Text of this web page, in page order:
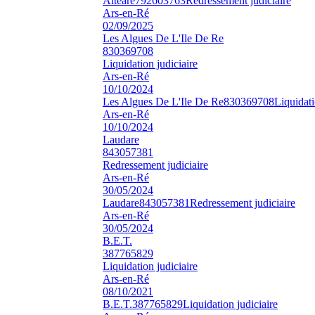
Ars-en-Ré
02/09/2025
Les Algues De L'Ile De Re
830369708
Liquidation judiciaire
Ars-en-Ré
10/10/2024
Les Algues De L'Ile De Re830369708
Ars-en-Ré
10/10/2024
Laudare
843057381
Redressement judiciaire
Ars-en-Ré
30/05/2024
Laudare843057381Redressement judiciaire
Ars-en-Ré
30/05/2024
B.E.T.
387765829
Liquidation judiciaire
Ars-en-Ré
08/10/2021
B.E.T.387765829Liquidation judiciaire